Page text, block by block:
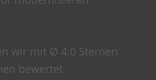
wir mit Ø 4.0 Sternen
bewertet.